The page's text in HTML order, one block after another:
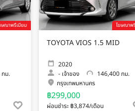
ษณาพรีเมียม
ม.
โฆษณาพ
TOYOTA VIOS 1.5 MID
2020
- เจ้าของ
146,400 กม.
กรุงเทพมหานคร
฿299,000
ผ่อนชำระ ฿3,874/เดือน